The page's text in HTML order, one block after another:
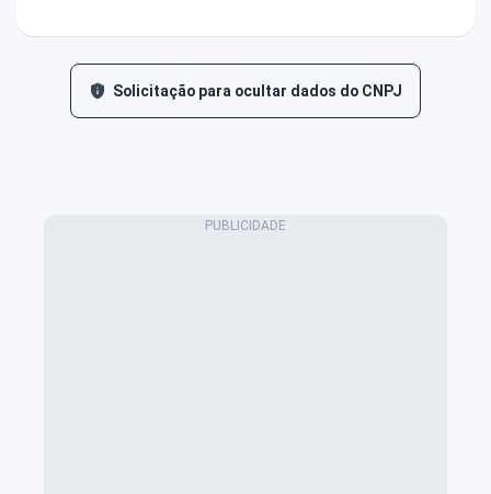
Solicitação para ocultar dados do CNPJ